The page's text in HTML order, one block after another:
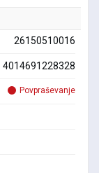
26150510016
4014691228328
Povpraševanje